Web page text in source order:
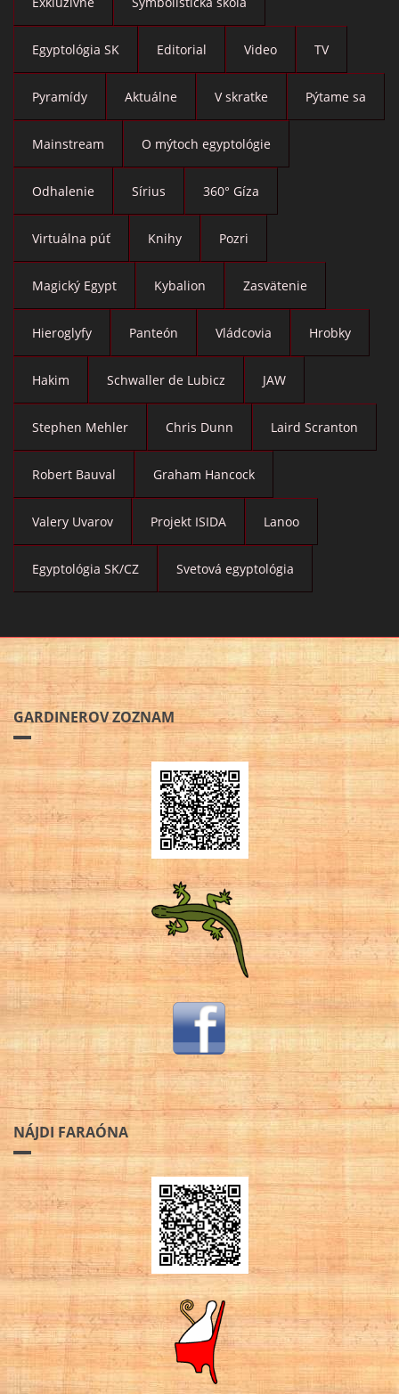
Egyptológia SK Editorial Video TV
Pyramídy Aktuálne V skratke Pýtame sa
Mainstream O mýtoch egyptológie
Odhalenie Sírius 360° Gíza
Virtuálna púť Knihy Pozri
Magický Egypt Kybalion Zasvätenie
Hieroglyfy Panteón Vládcovia Hrobky
Hakim Schwaller de Lubicz JAW
Stephen Mehler Chris Dunn Laird Scranton
Robert Bauval Graham Hancock
Valery Uvarov Projekt ISIDA Lanoo
Egyptológia SK/CZ Svetová egyptológia
GARDINEROV ZOZNAM
NÁJDI FARAÓNA